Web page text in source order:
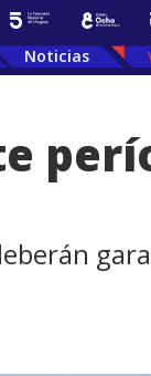
Noticias